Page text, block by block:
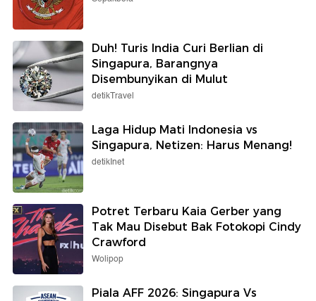
Duh! Turis India Curi Berlian di
Singapura, Barangnya
Disembunyikan di Mulut
detikTravel
Laga Hidup Mati Indonesia vs
Singapura, Netizen: Harus Menang!
detikInet
Potret Terbaru Kaia Gerber yang
Tak Mau Disebut Bak Fotokopi Cindy
Crawford
Wolipop
Piala AFF 2026: Singapura Vs